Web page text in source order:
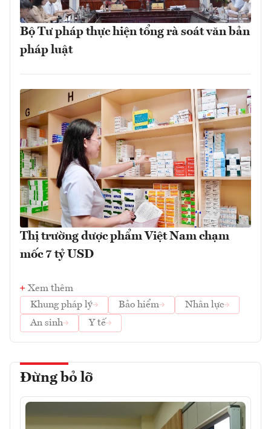
Bộ Tư pháp thực hiện tổng rà soát văn bản
pháp luật
Thị trường dược phẩm Việt Nam chạm
mốc 7 tỷ USD
Xem thêm
Khung pháp lý
Bảo hiểm
Nhân lực
An sinh
Y tế
Đừng bỏ lỡ